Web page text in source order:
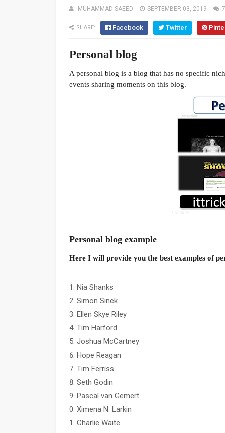
MUHAMMAD SAEED SEPTEMBER 03, 2019
SHARE: Facebook Twitter
Personal blog
A personal blog is a blog that has no specific
events sharing moments on this blog.
Personal blog example
Here I will provide you the best examples of
Nia Shanks
Simon Sinek
Ellen Skye Riley
Tim Harford
Joshua McCartney
Hope Reagan
Tim Ferriss
Seth Godin
Pascal van Gemert
Ximena N. Larkin
Charlie Waite